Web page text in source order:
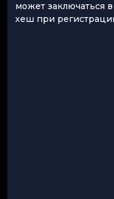
может заключаться
хеш при